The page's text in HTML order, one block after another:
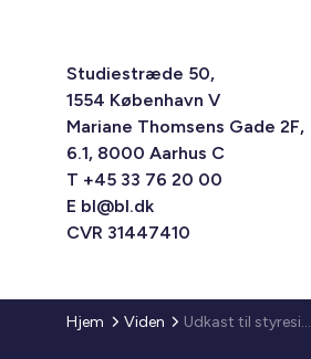
Studiestræde 50,
1554 København V
Mariane Thomsens Gade 2F,
6.1, 8000 Aarhus C
T +45 33 76 20 00
E bl@bl.dk
CVR 31447410
Hjem Viden Udkast til styresignal: Ændret praksis for, hvornår en anvendelse anses for mulig efter plangrundlaget efter ejendomsvurderingslovens § 18, stk. 1